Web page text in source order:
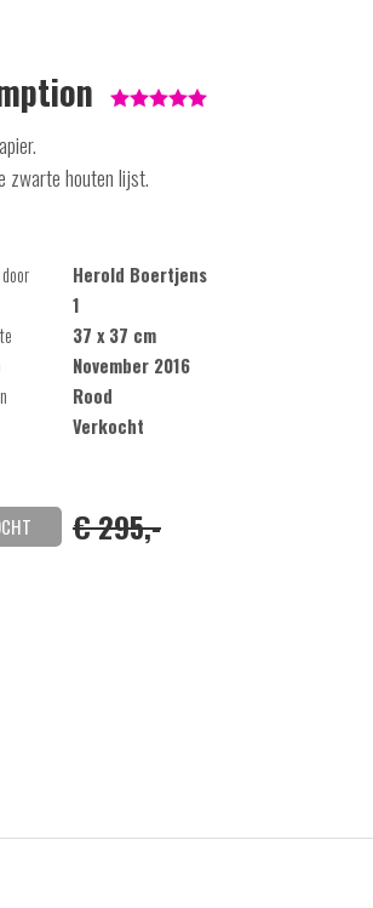
zwarte houten lijst.
Herold Boertjens
1
37 x 37 cm
November 2016
Rood
Verkocht
€ 295,-